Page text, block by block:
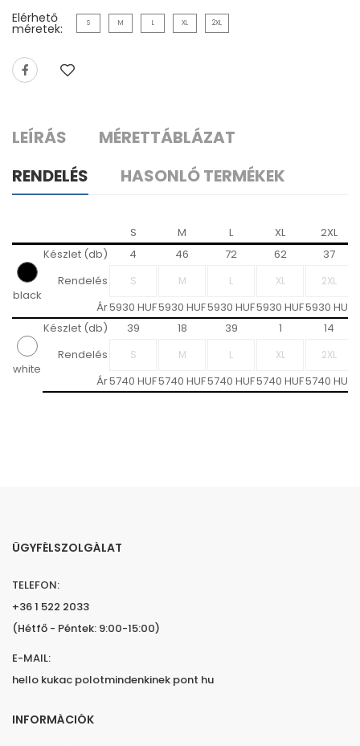
Elérhető
méretek: S M L XL 2XL
LEÍRÁS
MÉRETTÁBLÁZAT
RENDELÉS
HASONLÓ TERMÉKEK
S M L XL 2XL
black
Készlet (db) 4 46 72 62
37
Rendelés
Ár5930 HUF5930 HUF5930 HUF5930 HUF5930 HUF
white
Készlet (db) 39 18 39 1
14
Rendelés
Ár5740 HUF5740 HUF5740 HUF5740 HUF5740 HUF
ÜGYFÉLSZOLGÁLAT
TELEFON:
+36 1 522 2033
(Hétfő - Péntek: 9:00-15:00)
E-MAIL:
hello kukac polotmindenkinek pont hu
INFORMÁCIÓK